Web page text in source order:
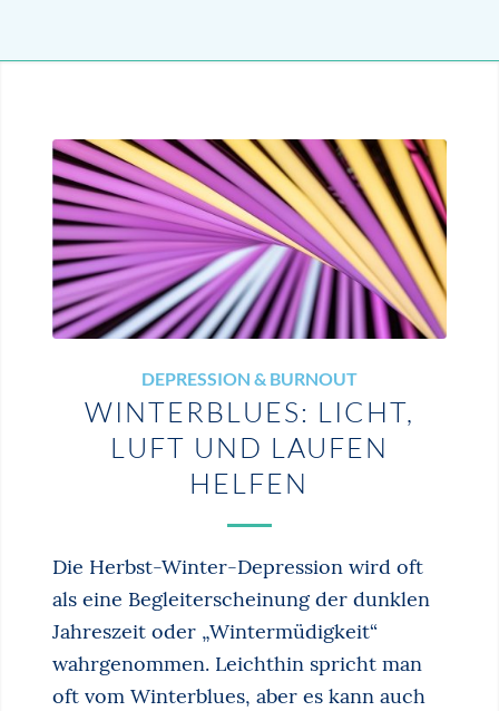
DEPRESSION & BURNOUT
WINTERBLUES: LICHT,
LUFT UND LAUFEN
HELFEN
Die Herbst-Winter-Depression wird oft
als eine Begleiterscheinung der dunklen
Jahreszeit oder „Wintermüdigkeit“
wahrgenommen. Leichthin spricht man
oft vom Winterblues, aber es kann auch